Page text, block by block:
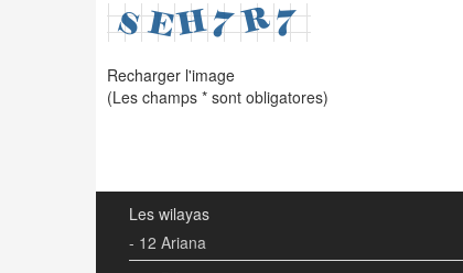
Recharger l'image
(Les champs * sont obligatores)
Les wilayas
- 12 Ariana